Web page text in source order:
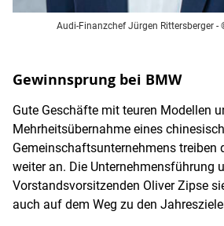
Audi-Finanzchef Jürgen Rittersberger -
Gewinnsprung bei BMW
Gute Geschäfte mit teuren Modellen
Mehrheitsübernahme eines
Gemeinschaftsunternehmens treiben
weiter an. Die Unternehmensführung
Vorstandsvorsitzenden Oliver Zipse
auch auf dem Weg zu den